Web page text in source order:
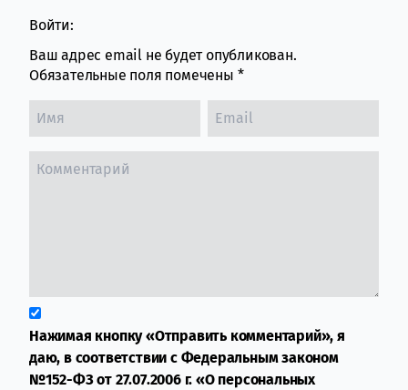
Войти:
Ваш адрес email не будет опубликован.
Обязательные поля помечены *
Нажимая кнопку «Отправить комментарий», я
даю, в соответствии с Федеральным законом
№152-ФЗ от 27.07.2006 г. «О персональных